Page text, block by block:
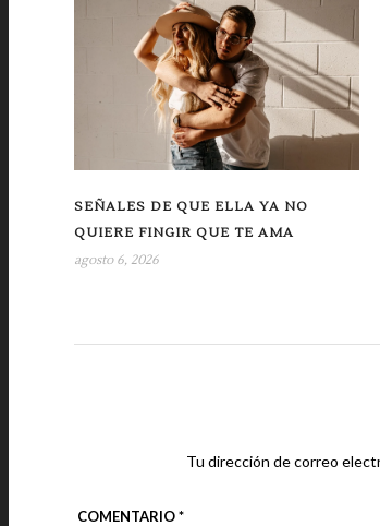
SEÑALES DE QUE ELLA YA NO
QUIERE FINGIR QUE TE AMA
agosto 6, 2026
Tu dirección de correo
COMENTARIO*